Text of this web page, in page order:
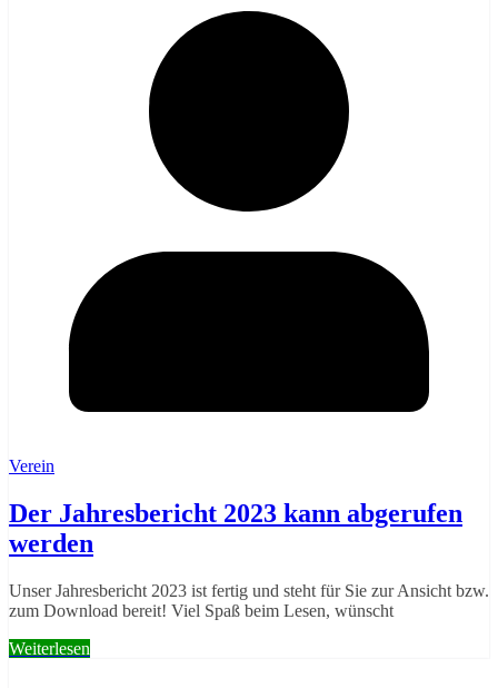
Verein
Der Jahresbericht 2023 kann abgerufen
werden
Unser Jahresbericht 2023 ist fertig und steht für Sie zur Ansicht bzw.
zum Download bereit! Viel Spaß beim Lesen, wünscht
Weiterlesen